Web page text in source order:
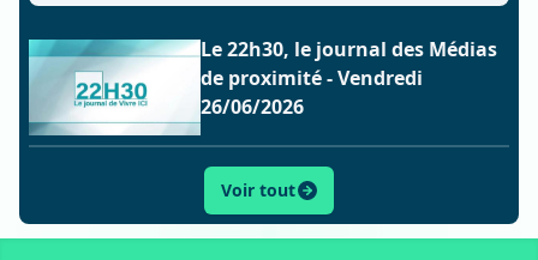
Le 22h30, le journal des Médias
de proximité - Vendredi
26/06/2026
Voir tout